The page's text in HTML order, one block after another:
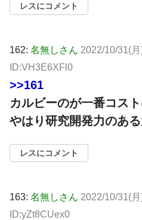
レスにコメント
162: 名無しさん 2022/10/31(
ID:VH3E6XFl0
>>161
カルビーのが一番コス
やはり研究開発力のあ
レスにコメント
163: 名無しさん 2022/10/31(
ID:yZt8CUex0